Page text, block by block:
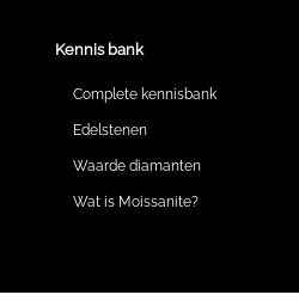
Kennis bank
Complete kennisbank
Edelstenen
Waarde diamanten
Wat is Moissanite?